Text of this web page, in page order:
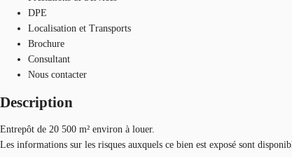
DPE
Localisation et Transports
Brochure
Consultant
Nous contacter
Description
Entrepôt de 20 500 m² environ à louer.
Les informations sur les risques auxquels ce bien est exposé sont